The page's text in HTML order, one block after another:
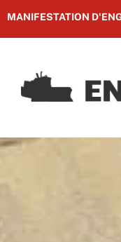
MANIFESTATION